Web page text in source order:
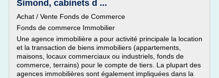
Simond, cabinets d ...
Achat / Vente Fonds de Commerce
Fonds de commerce Immobilier
Une agence immobilière a pour activité principale la location
et la transaction de biens immobiliers (appartements,
maisons, locaux commerciaux ou industriels, fonds de
commerce, terrains) pour le compte de tiers. La plupart des
agences immobilières sont également impliquées dans la